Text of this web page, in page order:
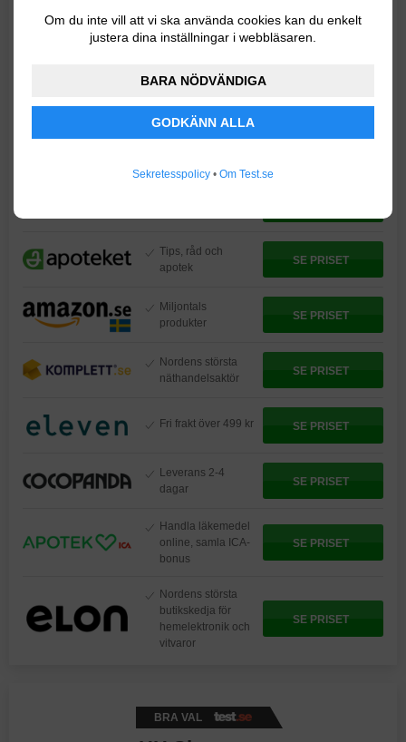
Om du inte vill att vi ska använda cookies kan du enkelt
justera dina inställningar i webbläsaren.
BARA NÖDVÄNDIGA
GODKÄNN ALLA
Sekretesspolicy • Om Test.se
Butiker & priser
PRISER FÖR
REMINGTON PROLUXE 4-IN-1 ADJUSTABLE
Stort utbud på
receptfri och
receptbelagd
Tips, råd och
apotek
SE PRISET
Miljontals
produkter
SE PRISET
Nordens största
näthandelsaktör
SE PRISET
Fri frakt över 499 kr SE PRISET
Leverans 2-4
dagar
SE PRISET
Handla läkemedel
online, samla ICA-
bonus
SE PRISET
Nordens största
butikskedja för
hemelektronik och
vitvaror
SE PRISET
BRA VAL